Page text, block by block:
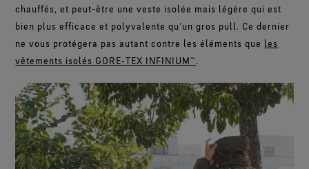
chauffés, et peut-être une veste isolée mais légère qui est
bien plus efficace et polyvalente qu’un gros pull. Ce dernier
ne vous protégera pas autant contre les éléments que les
vêtements isolés GORE‑TEX INFINIUM™.